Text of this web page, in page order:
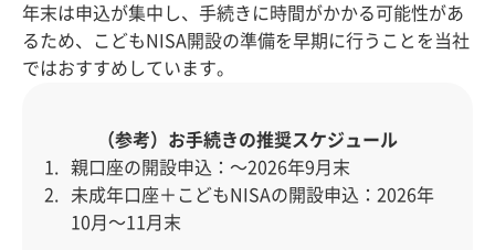
年末は申込が集中し、手続きに時間がかかる可能性があ
るため、こどもNISA開設の準備を早期に行うことを当社
ではおすすめしています。
（参考）お手続きの推奨スケジュール
親口座の開設申込：～2026年9月末
未成年口座＋こどもNISAの開設申込：2026年
10月〜11月末